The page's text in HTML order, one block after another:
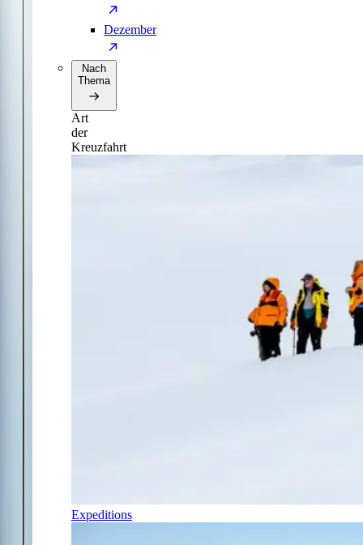
Dezember
Nach
Thema
Art
der
Kreuzfahrt
Expeditions